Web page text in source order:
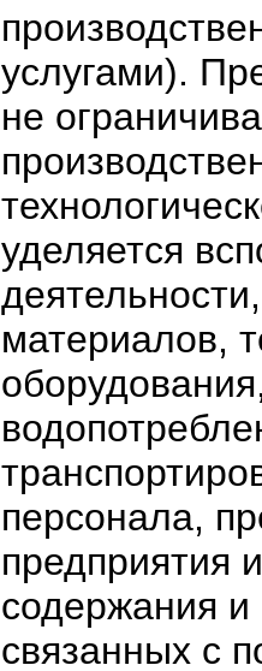
услугами).
не
уделяется
материалов,
персонала,
предприятия
содержания
связанных с